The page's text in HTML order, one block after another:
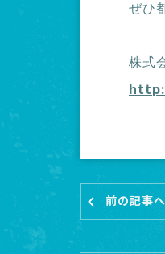
ぜひ
株式
前の記事へ